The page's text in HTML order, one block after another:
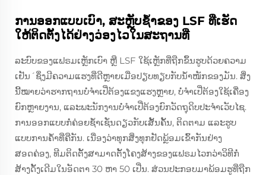
ການອອກແບບເບົາ, ສະຫຼັບຊ້ຳຂອງ LSF ທີ່ເຮັດ
ໃຫ້ຕິດຕັ້ງໄດ້ຢ່າງວ່ອງໄວໃນສະຖານທີ່
ລະບົບຂອງແຟຣມເຫຼັກເບົາ ຫຼື LSF ໃຊ້ເຫຼັກທີ່ຖືກຂຶ້ນຮູບດ້ວຍຄວາມ
ເຢັນ´ຊຶ່ງມີຄວາມແຮງທີ່ດີຫຼາຍເມື່ອປຽບທຽບກັບນ້ຳໜັກຂອງມັນ. ສິ່ງ
ນີ້ໝາຍວ່າຮາກຖານບໍ່ຈຳເປີ່ຕ້ອງແຂງແຮງຫຼາຍ, ບໍ່ຈຳເປີ່ຕ້ອງໃຊ້ເຄື່ອງ
ຍົກຫຼາຍງານ, ແລະພະນັກງານບໍ່ຈຳເປີ່ຕ້ອງຍົກວັດຖຸດິບປະຈຳເວັບໄຊ.
ການອອກແບບກໍ່ຄ່ອຍຊ້ຳເຊັ່ນດຽວກັບເສັ້ນຄັ້ນ, ຕິດຕາມ ແລະຮູບ
ແບບການຄ້ຳທີ່ຄືກັນ. ເນື່ອງວ່າທຸກສິ່ງທຸກຢັດພຼ້ອມເຂົ້າກັນຢ່າງ
ສອດຄ່ອງ, ທີມຕິດຕັ້ງສາມາດຕັ້ງໂຄງສ້າງຂອງແຟຣມໄວກວ່າວິທີກໍ່
ສ້າງດັ້ງເດີມໃນອັດຕາ 30 ຫາ 50 ເປີ່ນ. ສ່ວນປະກອບມາພ້ອມຮູທີ່ຖືກ